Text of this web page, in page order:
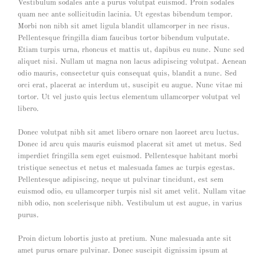
Vestibulum sodales ante a purus volutpat euismod. Proin sodales
quam nec ante sollicitudin lacinia. Ut egestas bibendum tempor.
Morbi non nibh sit amet ligula blandit ullamcorper in nec risus.
Pellentesque fringilla diam faucibus tortor bibendum vulputate.
Etiam turpis urna, rhoncus et mattis ut, dapibus eu nunc. Nunc sed
aliquet nisi. Nullam ut magna non lacus adipiscing volutpat. Aenean
odio mauris, consectetur quis consequat quis, blandit a nunc. Sed
orci erat, placerat ac interdum ut, suscipit eu augue. Nunc vitae mi
tortor. Ut vel justo quis lectus elementum ullamcorper volutpat vel
libero.
Donec volutpat nibh sit amet libero ornare non laoreet arcu luctus.
Donec id arcu quis mauris euismod placerat sit amet ut metus. Sed
imperdiet fringilla sem eget euismod. Pellentesque habitant morbi
tristique senectus et netus et malesuada fames ac turpis egestas.
Pellentesque adipiscing, neque ut pulvinar tincidunt, est sem
euismod odio, eu ullamcorper turpis nisl sit amet velit. Nullam vitae
nibh odio, non scelerisque nibh. Vestibulum ut est augue, in varius
purus.
Proin dictum lobortis justo at pretium. Nunc malesuada ante sit
amet purus ornare pulvinar. Donec suscipit dignissim ipsum at